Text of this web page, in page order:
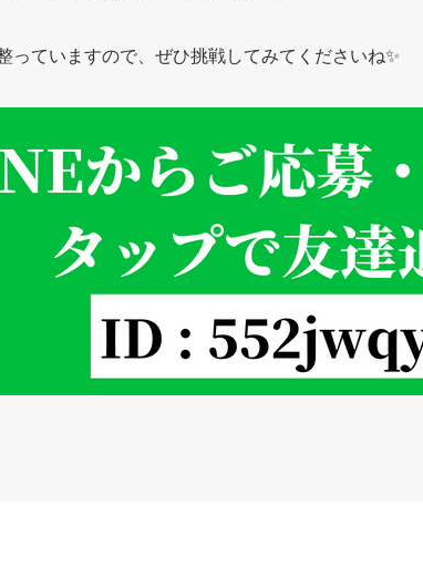
っていますので、ぜひ挑戦してみてくださいね✨